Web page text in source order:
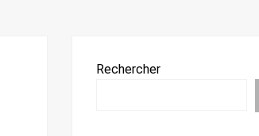
Rechercher